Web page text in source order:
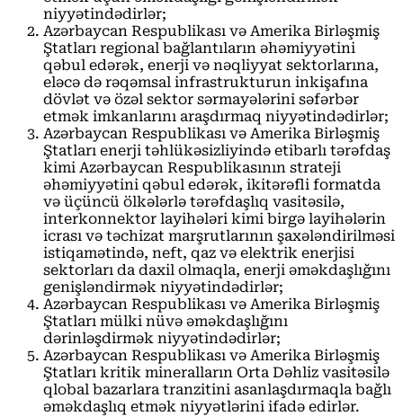
niyyətindədirlər;
Azərbaycan Respublikası və Amerika Birləşmiş
Ştatları regional bağlantıların əhəmiyyətini
qəbul edərək, enerji və nəqliyyat sektorlarına,
eləcə də rəqəmsal infrastrukturun inkişafına
dövlət və özəl sektor sərmayələrini səfərbər
etmək imkanlarını araşdırmaq niyyətindədirlər;
Azərbaycan Respublikası və Amerika Birləşmiş
Ştatları enerji təhlükəsizliyində etibarlı tərəfdaş
kimi Azərbaycan Respublikasının strateji
əhəmiyyətini qəbul edərək, ikitərəfli formatda
və üçüncü ölkələrlə tərəfdaşlıq vasitəsilə,
interkonnektor layihələri kimi birgə layihələrin
icrası və təchizat marşrutlarının şaxələndirilməsi
istiqamətində, neft, qaz və elektrik enerjisi
sektorları da daxil olmaqla, enerji əməkdaşlığını
genişləndirmək niyyətindədirlər;
Azərbaycan Respublikası və Amerika Birləşmiş
Ştatları mülki nüvə əməkdaşlığını
dərinləşdirmək niyyətindədirlər;
Azərbaycan Respublikası və Amerika Birləşmiş
Ştatları kritik mineralların Orta Dəhliz vasitəsilə
qlobal bazarlara tranzitini asanlaşdırmaqla bağlı
əməkdaşlıq etmək niyyətlərini ifadə edirlər.